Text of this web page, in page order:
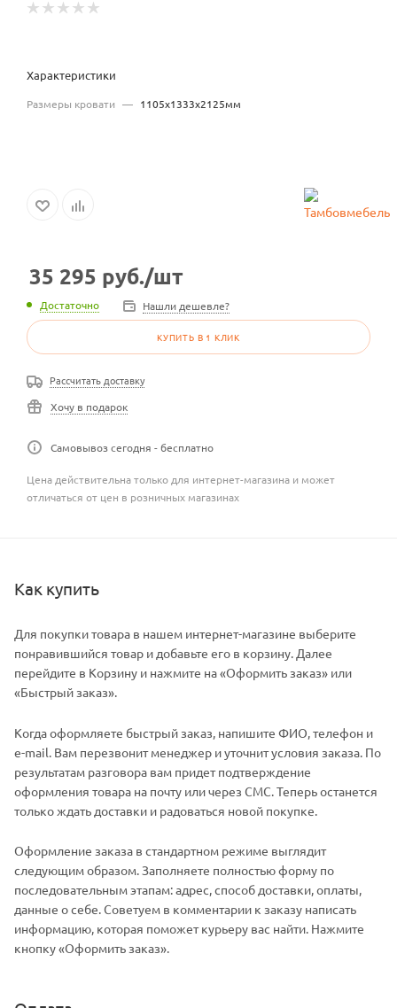
Характеристики
Размеры кровати — 1105x1333x2125мм
35 295 руб./шт
Достаточно Нашли дешевле?
КУПИТЬ В 1 КЛИК
Рассчитать доставку
Хочу в подарок
Самовывоз сегодня - бесплатно
Цена действительна только для интернет-магазина и может
отличаться от цен в розничных магазинах
Как купить
Для покупки товара в нашем интернет-магазине выберите
понравившийся товар и добавьте его в корзину. Далее
перейдите в Корзину и нажмите на «Оформить заказ» или
«Быстрый заказ».
Когда оформляете быстрый заказ, напишите ФИО, телефон и
e-mail. Вам перезвонит менеджер и уточнит условия заказа. По
результатам разговора вам придет подтверждение
оформления товара на почту или через СМС. Теперь останется
только ждать доставки и радоваться новой покупке.
Оформление заказа в стандартном режиме выглядит
следующим образом. Заполняете полностью форму по
последовательным этапам: адрес, способ доставки, оплаты,
данные о себе. Советуем в комментарии к заказу написать
информацию, которая поможет курьеру вас найти. Нажмите
кнопку «Оформить заказ».